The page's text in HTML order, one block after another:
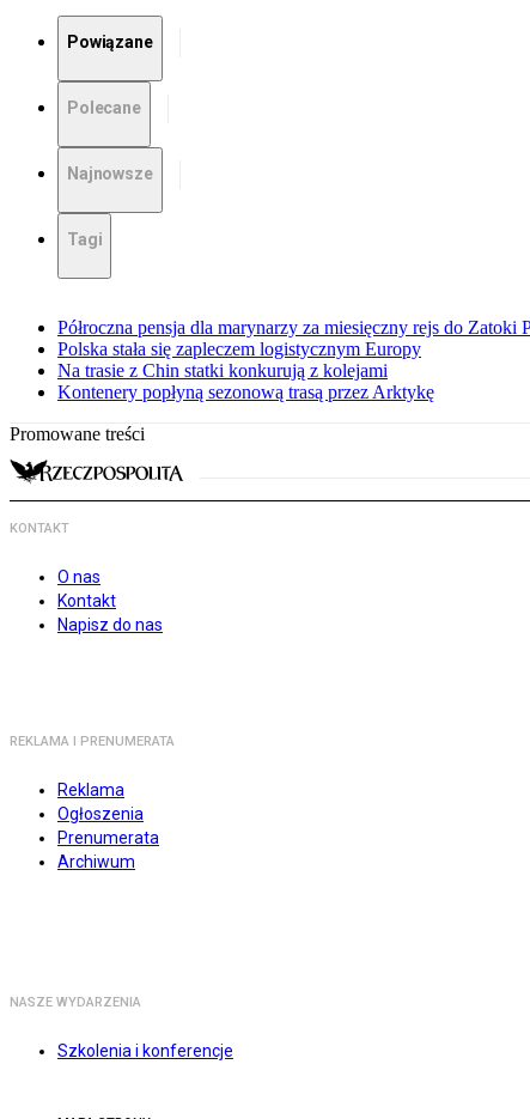
Powiązane
Polecane
Najnowsze
Tagi
Półroczna pensja dla marynarzy za miesięczny rejs do Zatoki
Polska stała się zapleczem logistycznym Europy
Na trasie z Chin statki konkurują z kolejami
Kontenery popłyną sezonową trasą przez Arktykę
Promowane treści
KONTAKT
O nas
Kontakt
Napisz do nas
REKLAMA I PRENUMERATA
Reklama
Ogłoszenia
Prenumerata
Archiwum
NASZE WYDARZENIA
Szkolenia i konferencje